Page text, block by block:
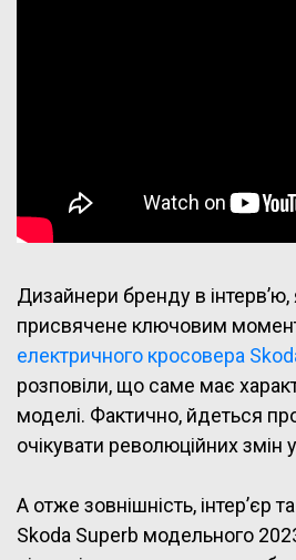
Дизайнери бренду в інтерв’ю,
присвячене ключовим
електричного кросовера
розповіли, що саме має
моделі. Фактично, йдеться
очікувати революційних змін
А отже зовнішність, інтер’єр та
Skoda Superb модельного